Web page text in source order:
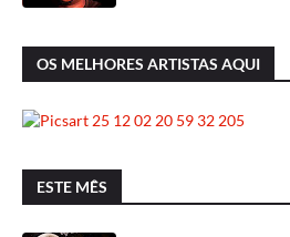
OS MELHORES ARTISTAS AQUI
ESTE MÊS